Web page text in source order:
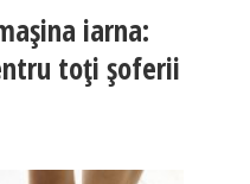
iarna:
toţi şoferii